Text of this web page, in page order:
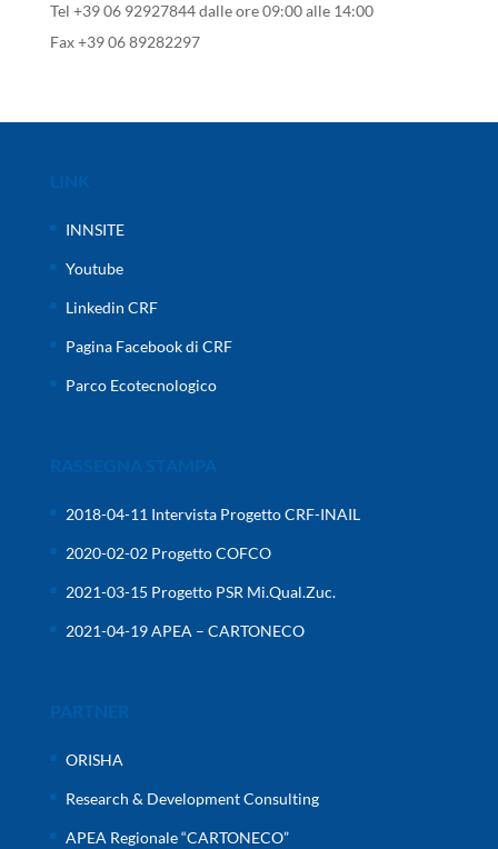
Tel +39 06 92927844 dalle ore 09:00 alle 14:00
Fax +39 06 89282297
LINK
INNSITE
Youtube
Linkedin CRF
Pagina Facebook di CRF
Parco Ecotecnologico
RASSEGNA STAMPA
2018-04-11 Intervista Progetto CRF-INAIL
2020-02-02 Progetto COFCO
2021-03-15 Progetto PSR Mi.Qual.Zuc.
2021-04-19 APEA – CARTONECO
ORISHA
Research & Development Consulting
APEA Regionale “CARTONECO”